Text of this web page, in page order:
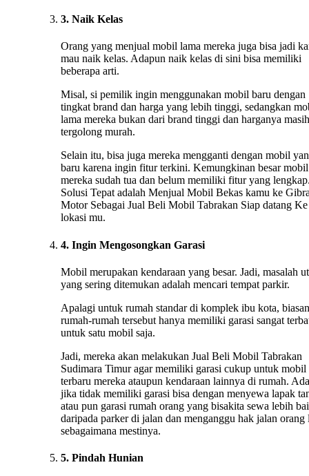
3. Naik Kelas
Orang yang menjual mobil lama mereka juga bisa jadi
mau naik kelas. Adapun naik kelas di sini bisa memiliki
beberapa arti.
Misal, si pemilik ingin menggunakan mobil baru dengan
tingkat brand dan harga yang lebih tinggi, sedangkan
lama mereka bukan dari brand tinggi dan harganya masih
tergolong murah.
Selain itu, bisa juga mereka mengganti dengan mobil
baru karena ingin fitur terkini. Kemungkinan besar mobil
mereka sudah tua dan belum memiliki fitur yang
Solusi Tepat adalah Menjual Mobil Bekas kamu ke
Motor Sebagai Jual Beli Mobil Tabrakan Siap datang Ke
lokasi mu.
4. Ingin Mengosongkan Garasi
Mobil merupakan kendaraan yang besar. Jadi, masalah
yang sering ditemukan adalah mencari tempat parkir.
Apalagi untuk rumah standar di komplek ibu kota,
rumah-rumah tersebut hanya memiliki garasi sangat
untuk satu mobil saja.
Jadi, mereka akan melakukan Jual Beli Mobil Tabrakan
Sudimara Timur agar memiliki garasi cukup untuk mobil
terbaru mereka ataupun kendaraan lainnya di rumah.
jika tidak memiliki garasi bisa dengan menyewa lapak
atau pun garasi rumah orang yang bisakita sewa lebih
daripada parker di jalan dan menganggu hak jalan orang
sebagaimana mestinya.
5. Pindah Hunian